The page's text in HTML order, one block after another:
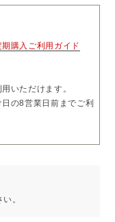
お届け日やお届け先を
「マイページ」より
読ください。
購入ご利用ガイド
いただけます。
の8営業日前までご利
。